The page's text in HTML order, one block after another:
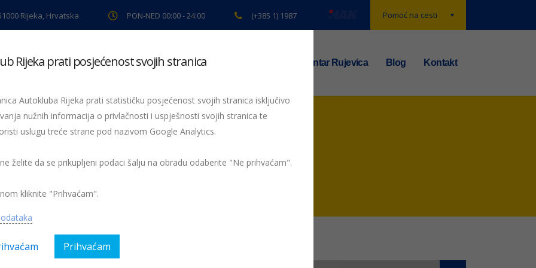
Pomoć na cesti
Rijeka, Hrvatska PON-NED 00:00 - 24:00 (+385 1) 1987
pregled Pomoć na cesti Servis Preventiva TS centar Rujevica Blog Kontakt
Svaki 12. vozač pod utjecajem alkohola
alkohola
Rijeka prati posjećenost svojih stranica
Autokluba Rijeka prati statističku posjećenost svojih stranica isključivo
nužnih informacija o privlačnosti i uspješnosti svojih stranica te
uslugu treće strane pod nazivom Google Analytics.
želite da se prikupljeni podaci šalju na obradu odaberite "Ne prihvaćam".
kliknite "Prihvaćam".
Prihvaćam